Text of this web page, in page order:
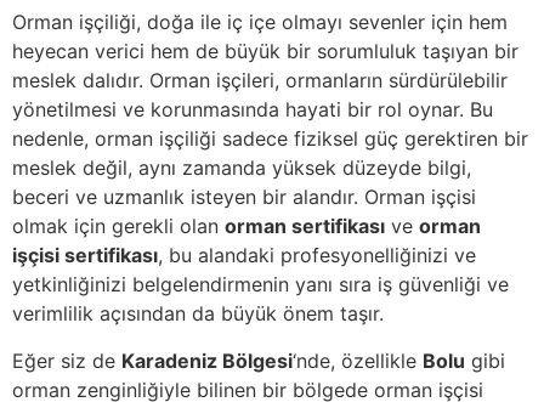
Orman işçiliği, doğa ile iç içe olmayı sevenler için hem
heyecan verici hem de büyük bir sorumluluk taşıyan bir
meslek dalıdır. Orman işçileri, ormanların sürdürülebilir
yönetilmesi ve korunmasında hayati bir rol oynar. Bu
nedenle, orman işçiliği sadece fiziksel güç gerektiren bir
meslek değil, aynı zamanda yüksek düzeyde bilgi,
beceri ve uzmanlık isteyen bir alandır. Orman işçisi
olmak için gerekli olan orman sertifikası ve orman
işçisi sertifikası, bu alandaki profesyonelliğinizi ve
yetkinliğinizi belgelendirmenin yanı sıra iş güvenliği ve
verimlilik açısından da büyük önem taşır.
Eğer siz de Karadeniz Bölgesi‘nde, özellikle Bolu gibi
orman zenginliğiyle bilinen bir bölgede orman işçisi